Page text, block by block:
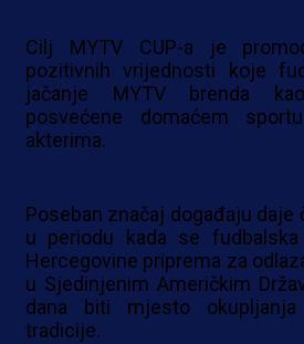
Cilj MYTV CUP-a je
pozitivnih vrijednosti koje
jačanje MYTV brenda
posvećene domaćem
akterima.
Poseban značaj događaju
u periodu kada se
Hercegovine priprema za
u Sjedinjenim Američkim
dana biti mjesto
tradicije.